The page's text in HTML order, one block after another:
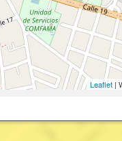
Leaflet|